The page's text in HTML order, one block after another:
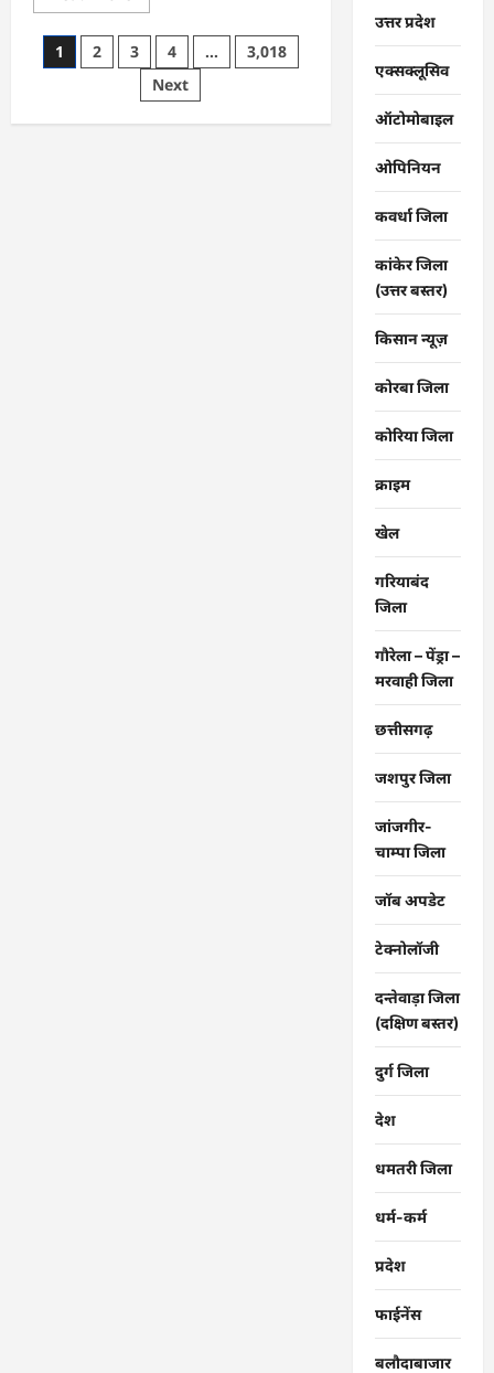
more
CG
:
राग
विराग
Posts
1 2 3 4 …
3,018
Next
उत्तर प्रदेश
एक्सक्लूसिव
ऑटोमोबाइल
ओपिनियन
कवर्धा जिला
कांकेर जिला
(उत्तर बस्तर)
किसान न्यूज़
कोरबा जिला
कोरिया जिला
क्राइम
खेल
गरियाबंद
जिला
गौरेला – पेंड्रा –
मरवाही जिला
छत्तीसगढ़
जशपुर जिला
जांजगीर-
चाम्पा जिला
जॉब अपडेट
टेक्नोलॉजी
दन्तेवाड़ा जिला
(दक्षिण बस्तर)
दुर्ग जिला
देश
धमतरी जिला
धर्म-कर्म
प्रदेश
फाईनेंस
बलौदाबाजार